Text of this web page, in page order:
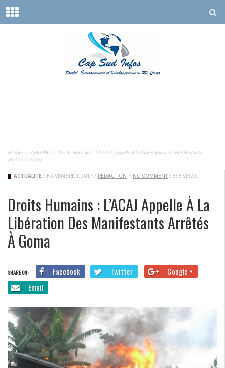
Home Actualité
Droits Humains : L’ACAJ Appelle À La Libération Des Manifestants
Arrêtés À Goma
ACTUALITÉ / NOVEMBRE 1, 2017 / RÉDACTION / NO COMMENT / 898 VIEWS
Droits Humains : L’ACAJ Appelle À La
Libération Des Manifestants Arrêtés
À Goma
SHARE ON: Facebook Twitter
Google +
Email